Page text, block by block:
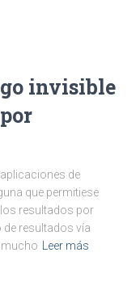
invisible
de
que permitiese
resultados por
resultados vía
mucho
Leer más